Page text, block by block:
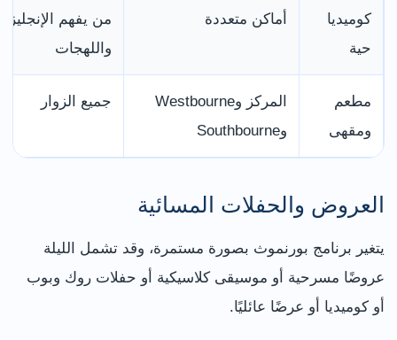
كوميديا
حية
أماكن متعددة
من يفهم
واللهجات
مطعم
ومقهى
المركز وWestbourne
وSouthbourne
جميع الزوار
العروض والحفلات المسائية
يتغير برنامج بورنموث بصورة مستمرة، وقد تشمل الليلة
عروضًا مسرحية أو موسيقى كلاسيكية أو حفلات روك وبوب
أو كوميديا أو عرضًا عائليًا.